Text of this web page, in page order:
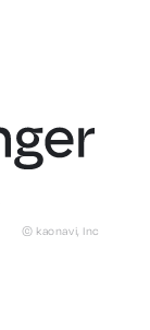
© kaonavi, Inc